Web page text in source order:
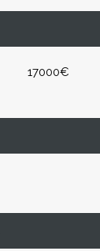
17000€